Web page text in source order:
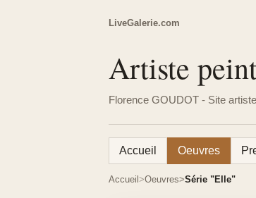
LiveGalerie.com
Artiste
Florence GOUDOT - Site
Accueil Oeuvres
Accueil Oeuvres Série "Elle"